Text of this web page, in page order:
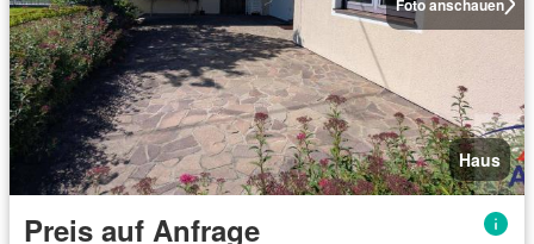
Haus
Preis auf Anfrage